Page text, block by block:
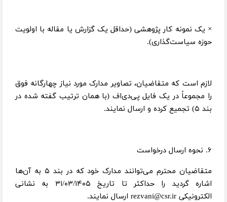
× یک نمونه کار پژوهشی (حداقل یک گزارش یا مقاله با اولویت
حوزه سیاست‌گذاری).
لازم است که متقاضیان، تصاویر مدارک مورد نیاز چهارگانه فوق
را مجموعاً در یک فایل پی‌دی‌اف (با همان ترتیب گفته شده در
بند ۵) تجمیع کرده و ارسال نمایند.
۶. نحوه ارسال درخواست
متقاضیان محترم می‌توانند مدارک خود که در بند ۵ به آن‌ها
اشاره گردید را حداکثر تا تاریخ ۳۱/۰۳/۱۴۰۵ به نشانی
الکترونیکی rezvani@csr.ir ارسال نمایند.